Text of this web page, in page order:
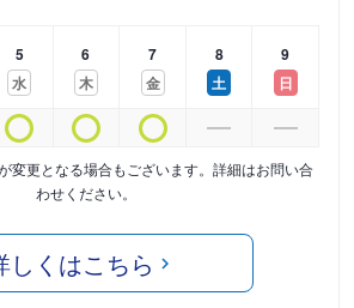
5
水
6
木
7
金
8
土
9
日
変更となる場合もございます。詳細はお問い合
わせください。
しくはこちら